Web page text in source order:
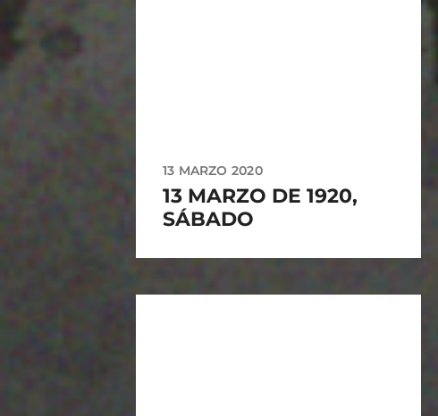
13 MARZO 2020
13 MARZO DE 1920,
SÁBADO